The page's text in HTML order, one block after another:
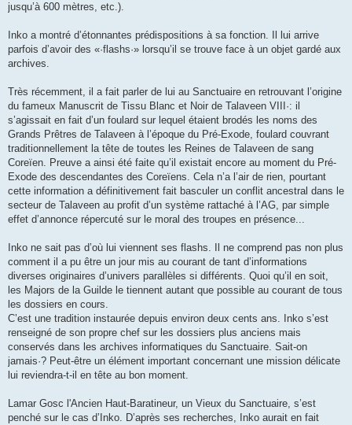
jusqu’à 600 mètres, etc.).
Inko a montré d’étonnantes prédispositions à sa fonction. Il lui arrive
parfois d’avoir des «·flashs·» lorsqu’il se trouve face à un objet gardé aux
archives.
Très récemment, il a fait parler de lui au Sanctuaire en retrouvant l’origine
du fameux Manuscrit de Tissu Blanc et Noir de Talaveen VIII·: il
s’agissait en fait d’un foulard sur lequel étaient brodés les noms des
Grands Prêtres de Talaveen à l’époque du Pré-Exode, foulard couvrant
traditionnellement la tête de toutes les Reines de Talaveen de sang
Coreïen. Preuve a ainsi été faite qu’il existait encore au moment du Pré-
Exode des descendantes des Coreïens. Cela n’a l’air de rien, pourtant
cette information a définitivement fait basculer un conflit ancestral dans le
secteur de Talaveen au profit d’un système rattaché à l’AG, par simple
effet d’annonce répercuté sur le moral des troupes en présence...
Inko ne sait pas d’où lui viennent ses flashs. Il ne comprend pas non plus
comment il a pu être un jour mis au courant de tant d’informations
diverses originaires d’univers parallèles si différents. Quoi qu’il en soit,
les Majors de la Guilde le tiennent autant que possible au courant de tous
les dossiers en cours.
C’est une tradition instaurée depuis environ deux cents ans. Inko s’est
renseigné de son propre chef sur les dossiers plus anciens mais
conservés dans les archives informatiques du Sanctuaire. Sait-on
jamais·? Peut-être un élément important concernant une mission délicate
lui reviendra-t-il en tête au bon moment.
Lamar Gosc l'Ancien Haut-Baratineur, un Vieux du Sanctuaire, s’est
penché sur le cas d’Inko. D’après ses recherches, Inko aurait en fait